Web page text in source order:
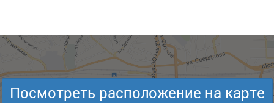
Посмотреть расположение на карте